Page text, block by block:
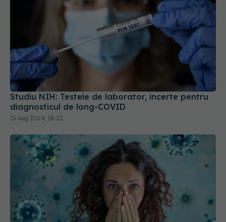
Studiu NIH: Testele de laborator, incerte pentru
diagnosticul de long-COVID
15 aug 2024, 18:22